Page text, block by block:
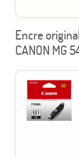
Encre
CANON MG